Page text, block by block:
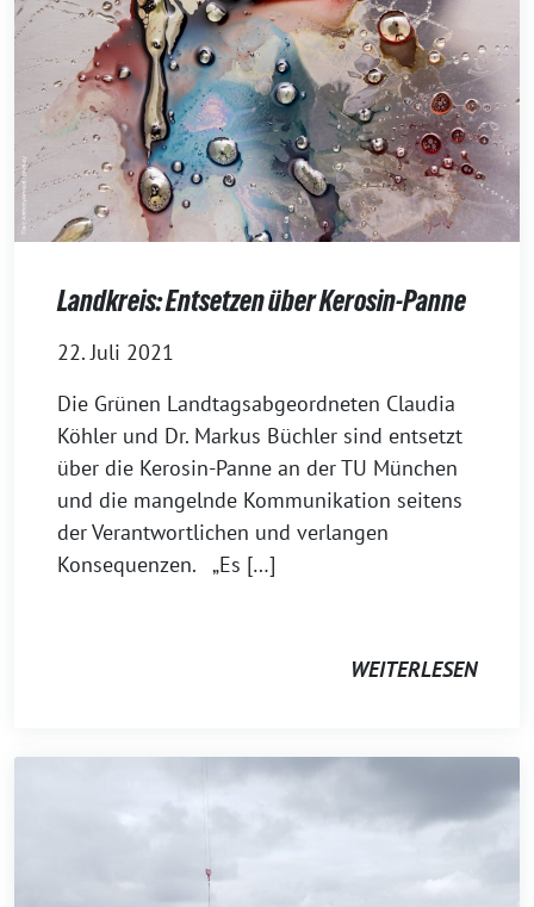
Landkreis: Entsetzen über Kerosin-Panne
22. Juli 2021
Die Grünen Landtagsabgeordneten Claudia
Köhler und Dr. Markus Büchler sind entsetzt
über die Kerosin-Panne an der TU München
und die mangelnde Kommunikation seitens
der Verantwortlichen und verlangen
Konsequenzen. „Es […]
WEITERLESEN